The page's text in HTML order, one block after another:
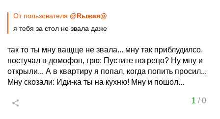
От пользователя @Rыжая@
я тебя за стол не звала даже
так то ты мну ващще не звала... мну так приблудилсо.
постучал в домофон, грю: Пустите погрецо? Ну мну и
открыли... А в квартиру я попал, когда попить просил...
Мну скозали: Иди-ка ты на кухню! Мну и пошол...
1 /0